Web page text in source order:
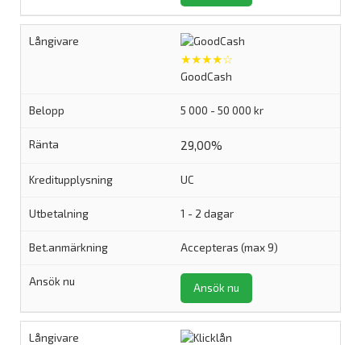
★★★★☆
GoodCash
5 000 - 50 000 kr
29,00%
UC
1 - 2 dagar
Accepteras (max 9)
Ansök nu